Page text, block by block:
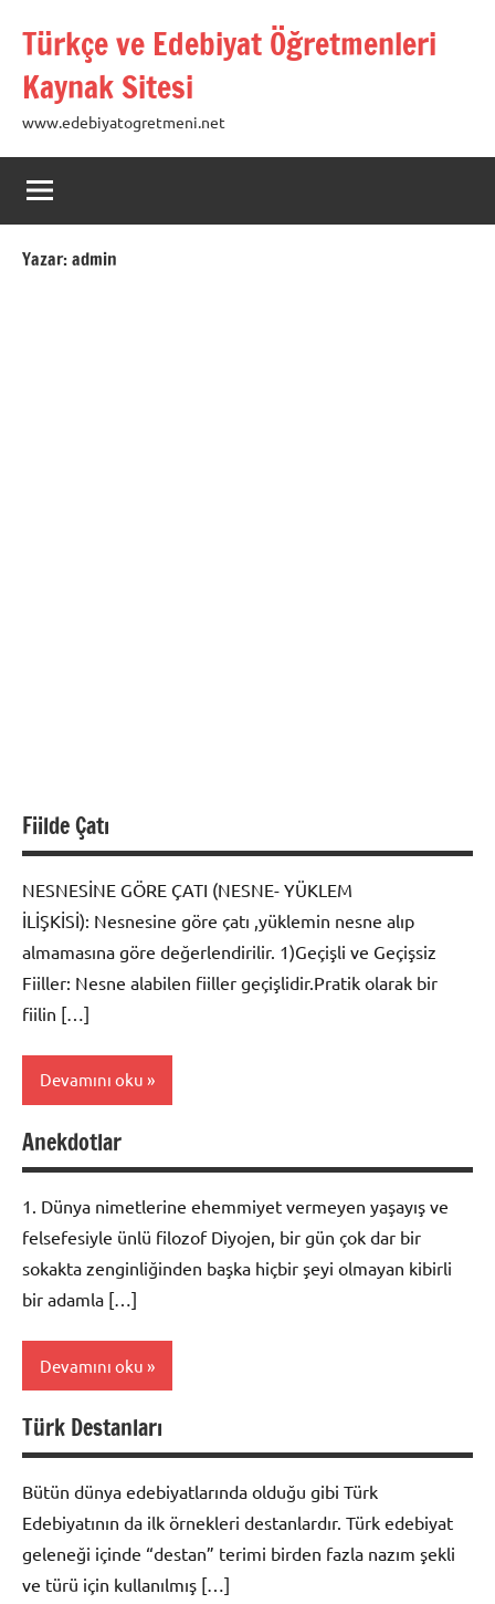
Türkçe ve Edebiyat Öğretmenleri
Kaynak Sitesi
www.edebiyatogretmeni.net
Yazar:admin
Fiilde Çatı
NESNESİNE GÖRE ÇATI (NESNE- YÜKLEM
İLİŞKİSİ): Nesnesine göre çatı ,yüklemin nesne alıp
almamasına göre değerlendirilir. 1)Geçişli ve Geçişsiz
Fiiller: Nesne alabilen fiiller geçişlidir.Pratik olarak bir
fiilin […]
Devamını oku
Türkçe
Konuları
Anekdotlar
1. Dünya nimetlerine ehemmiyet vermeyen yaşayış ve
felsefesiyle ünlü filozof Diyojen, bir gün çok dar bir
sokakta zenginliğinden başka hiçbir şeyi olmayan kibirli
bir adamla […]
Devamını oku
Edebiyat
Konuları
Türk Destanları
Bütün dünya edebiyatlarında olduğu gibi Türk
Edebiyatının da ilk örnekleri destanlardır. Türk edebiyat
geleneği içinde “destan” terimi birden fazla nazım şekli
ve türü için kullanılmış […]